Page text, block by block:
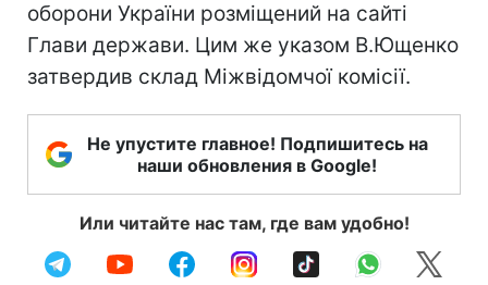
оборони України розміщений на сайті
Глави держави. Цим же указом В.Ющенко
затвердив склад Міжвідомчої комісії.
Не упустите главное! Подпишитесь на
наши обновления в Google!
Или читайте нас там, где вам удобно!